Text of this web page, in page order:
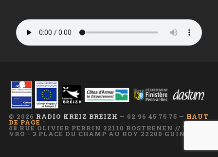
© 2026 RADIO KREIZ BREIZH — 02 96 45 75 75 — HAUT
DE PAGE ↑
48 RUE OLIVIER PERRIN 22110 ROSTRENEN // TI AR
VRO - 3 PLACE DU CHAMP AU ROY 22200 GUINGAMP